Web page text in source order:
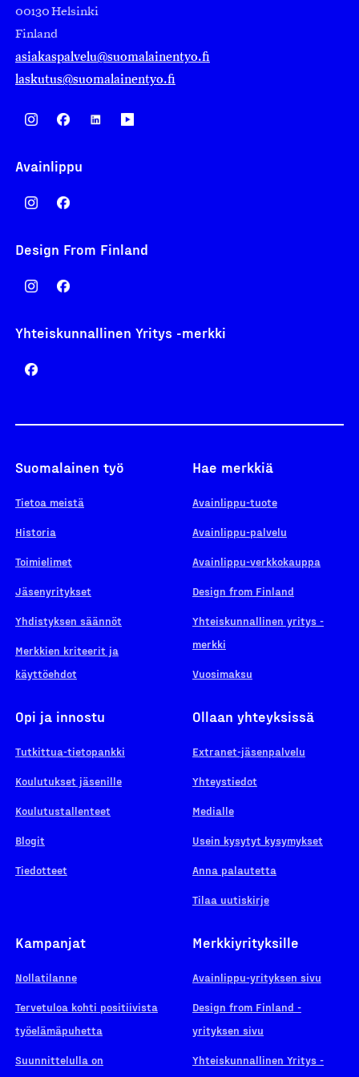
00130 Helsinki
Finland
asiakaspalvelu@suomalainentyo.fi
laskutus@suomalainentyo.fi
Avainlippu
Design From Finland
Yhteiskunnallinen Yritys -merkki
Suomalainen työ
Tietoa meistä
Historia
Toimielimet
Jäsenyritykset
Yhdistyksen säännöt
Merkkien kriteerit ja
käyttöehdot
Hae merkkiä
Avainlippu-tuote
Avainlippu-palvelu
Avainlippu-verkkokauppa
Design from Finland
Yhteiskunnallinen yritys -
merkki
Vuosimaksu
Opi ja innostu
Tutkittua-tietopankki
Koulutukset jäsenille
Koulutustallenteet
Blogit
Tiedotteet
Ollaan yhteyksissä
Extranet-jäsenpalvelu
Yhteystiedot
Medialle
Usein kysytyt kysymykset
Anna palautetta
Tilaa uutiskirje
Kampanjat
Nollatilanne
Tervetuloa kohti positiivista
työelämäpuhetta
Suunnittelulla on
Merkkiyrityksille
Avainlippu-yrityksen sivu
Design from Finland -
yrityksen sivu
Yhteiskunnallinen Yritys -